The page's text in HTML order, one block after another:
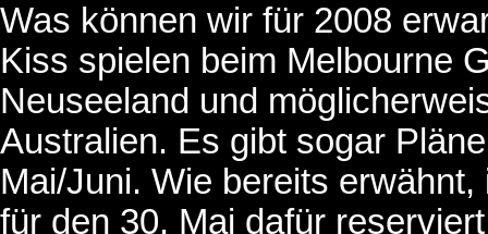
Was können wir für 2008
Kiss spielen beim Melbourne
Neuseeland und
Australien. Es gibt sogar
Mai/Juni. Wie bereits
für den 30. Mai dafür